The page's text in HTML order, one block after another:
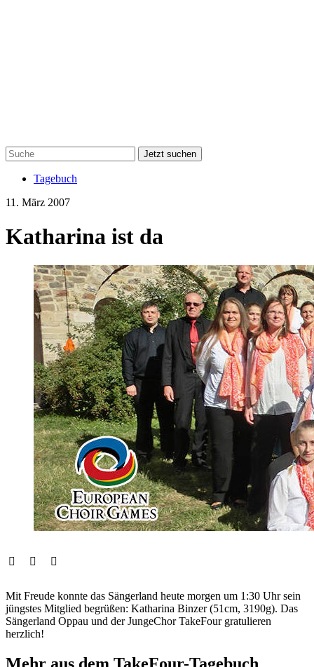
Jetzt suchen
Tagebuch
11. März 2007
Katharina ist da
Mit Freude konnte das Sängerland heute morgen um 1:30 Uhr sein
jüngstes Mitglied begrüßen: Katharina Binzer (51cm, 3190g). Das
Sängerland Oppau und der JungeChor TakeFour gratulieren
herzlich!
Mehr aus dem TakeFour-Tagebuch